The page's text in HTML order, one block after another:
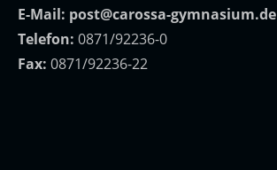
E-Mail: post@carossa-gymnasium.de
Telefon: 0871/92236-0
Fax: 0871/92236-22